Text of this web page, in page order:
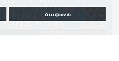
Διαφωνώ